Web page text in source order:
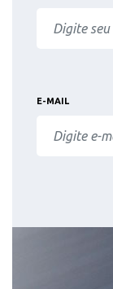
E-MAIL